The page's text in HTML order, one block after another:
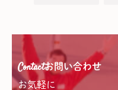
Contactお問い合わせ
お気軽に